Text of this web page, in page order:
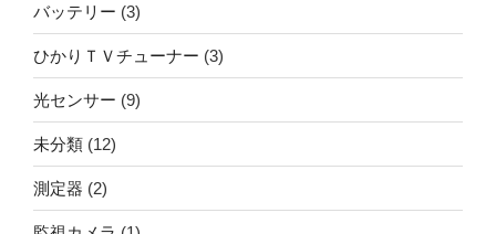
バッテリー (3)
ひかりＴＶチューナー (3)
光センサー (9)
未分類 (12)
測定器 (2)